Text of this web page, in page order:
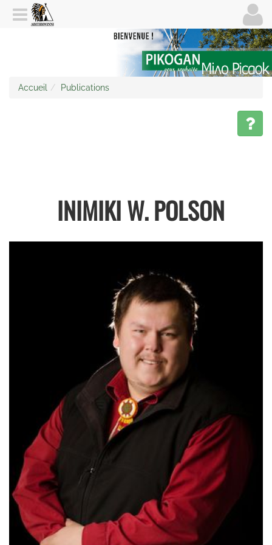
Accueil Publications
INIMIKI W. POLSON